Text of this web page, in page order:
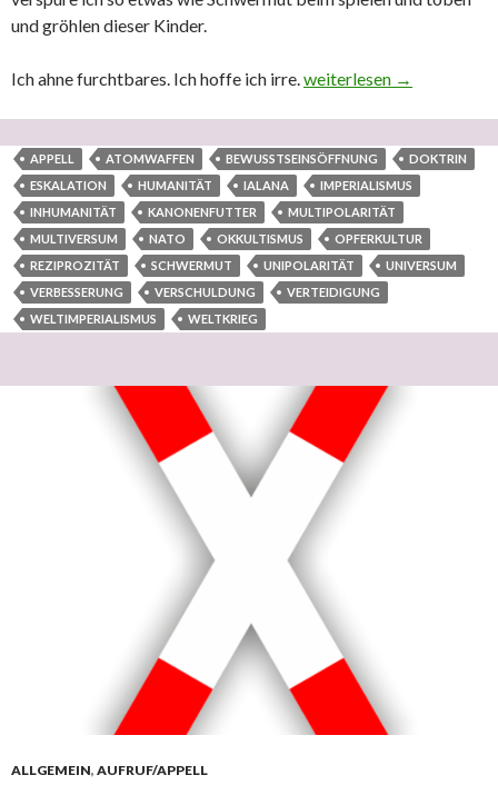
und gröhlen dieser Kinder.
Ich ahne furchtbares. Ich hoffe ich irre.Das US-Imperium
weiterlesen →
APPELL ATOMWAFFEN BEWUSSTSEINSÖFFNUNG
DOKTRIN
ESKALATION
HUMANITÄT IALANA
IMPERIALISMUS
INHUMANITÄT
KANONENFUTTER
MULTIPOLARITÄT
MULTIVERSUM
NATO OKKULTISMUS
OPFERKULTUR
REZIPROZITÄT
SCHWERMUT UNIPOLARITÄT
UNIVERSUM
VERBESSERUNG
VERSCHULDUNG
VERTEIDIGUNG
WELTIMPERIALISMUS
WELTKRIEG
ALLGEMEIN, AUFRUF/APPELL